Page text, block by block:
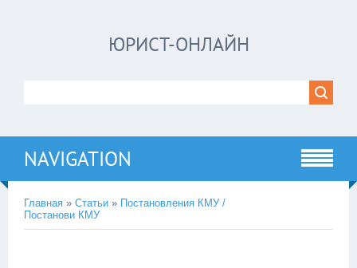
ЮРИСТ-ОНЛАЙН
NAVIGATION
Главная » Статьи » Постановления КМУ /
Постанови КМУ